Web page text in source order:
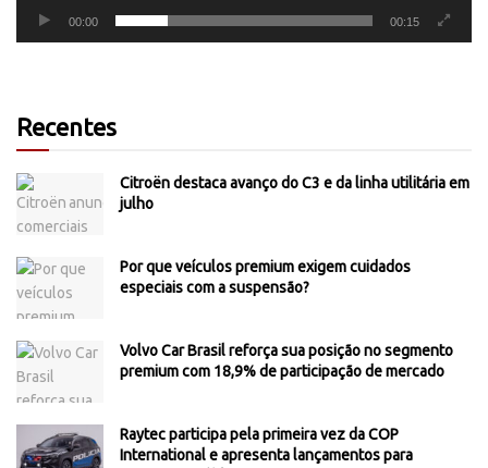
00:00 00:15
Recentes
Citroën destaca avanço do C3 e da linha utilitária em
julho
Por que veículos premium exigem cuidados
especiais com a suspensão?
Volvo Car Brasil reforça sua posição no segmento
premium com 18,9% de participação de mercado
Raytec participa pela primeira vez da COP
International e apresenta lançamentos para